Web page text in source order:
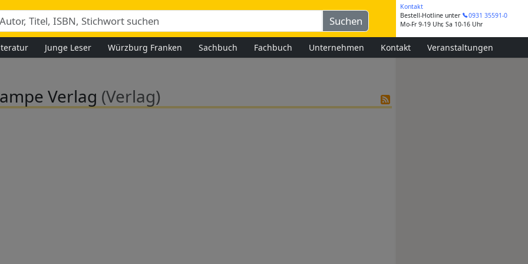
Kontakt
Bestell-Hotline unter
0931 35591-0
Mo-Fr 9-19 Uhr, Sa 10-16 Uhr
Junge Leser Würzburg Franken Sachbuch Fachbuch Unternehmen Kontakt Veranstaltungen
Verlag (Verlag)